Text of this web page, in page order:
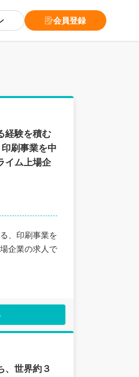
会員登録
経験を積む
刷事業を中
イム上場企
、印刷事業を
企業の求人で
、世界約３